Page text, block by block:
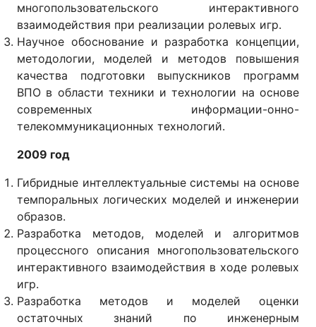
многопользовательского интерактивного
взаимодействия при реализации ролевых игр.
Научное обоснование и разработка концепции,
методологии, моделей и методов повышения
качества подготовки выпускников программ
ВПО в области техники и технологии на основе
современных информации-онно-
телекоммуникационных технологий.
2009 год
Гибридные интеллектуальные системы на основе
темпоральных логических моделей и инженерии
образов.
Разработка методов, моделей и алгоритмов
процессного описания многопользовательского
интерактивного взаимодействия в ходе ролевых
игр.
Разработка методов и моделей оценки
остаточных знаний по инженерным